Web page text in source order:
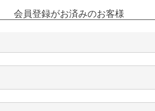
会員登録がお済みのお客様